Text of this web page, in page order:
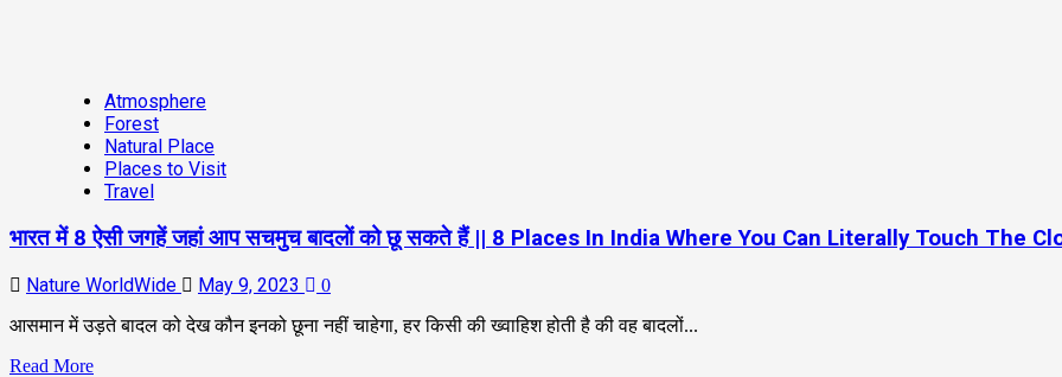
Atmosphere
Forest
Natural Place
Places to Visit
Travel
भारत में 8 ऐसी जगहें जहां आप सचमुच बादलों को छू सकते हैं || 8 Places In India Where You Can Literally Touch The
Nature WorldWide May 9, 2023
0
आसमान में उड़ते बादल को देख कौन इनको छूना नहीं चाहेगा, हर किसी की ख्वाहिश होती है की वह बादलों...
Read More